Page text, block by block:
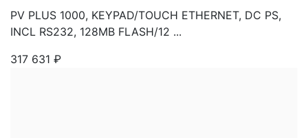
PV PLUS 1000, KEYPAD/TOUCH ETHERNET, DC PS,
INCL RS232, 128MB FLASH/12 ...
317 631 ₽